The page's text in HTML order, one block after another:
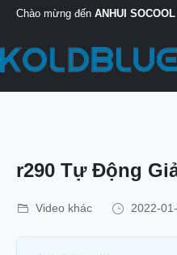
Chào mừng đến ANHUI
r290 Tự Động
Video khác 2022-